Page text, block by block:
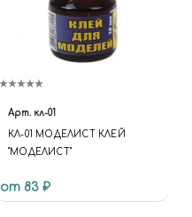
Арт. кл-01
КЛ-01 МОДЕЛИСТ КЛЕЙ
"МОДЕЛИСТ"
от 83 ₽